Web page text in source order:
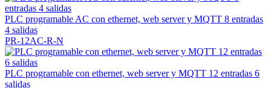
PLC programable AC con ethernet, web server y MQTT 8 entradas
4 salidas
PR-12AC-R-N
PLC programable con ethernet, web server y MQTT 12 entradas 6
salidas